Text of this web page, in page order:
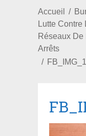
Accueil
Lutte Contre
Réseaux De
Arrêts